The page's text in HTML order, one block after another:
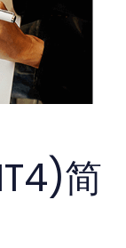
简